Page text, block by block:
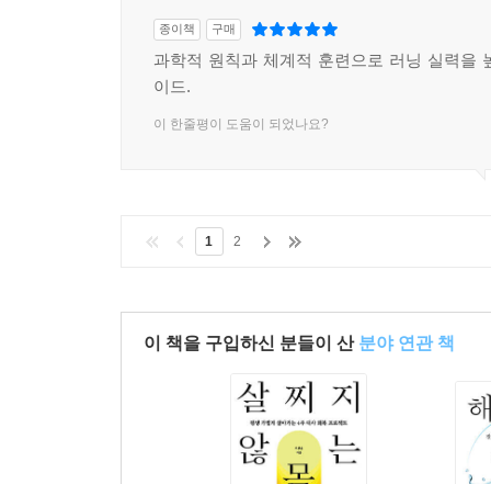
종이책 구매
과학적 원칙과 체계적 훈련으로 러닝 실력을
이드.
이 한줄평이 도움이 되었나요?
1 2
이 책을 구입하신 분들이 산 분야 연관 책